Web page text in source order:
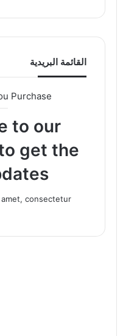
القائمة البريدية
Purchase
to our
get the
consectetur.